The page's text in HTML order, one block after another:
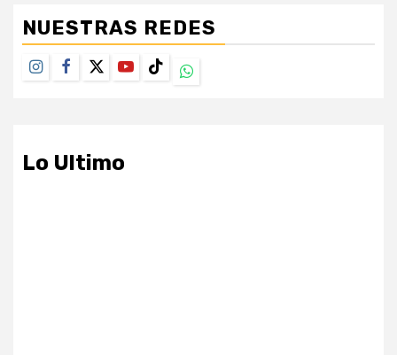
NUESTRAS REDES
Instagram
Facebook
TwitterYoutubeTikTokWhatsapp
Lo Ultimo